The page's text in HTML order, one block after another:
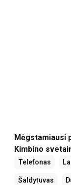
Mėgstamiausi
Kimbino
Telefonas
Šaldytuvas